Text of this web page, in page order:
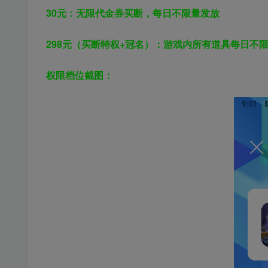
30元：无限代金券买断，每日不限量发放
298元 （买断特权+冠名） ：游戏内所有道具每日不
权限档位截图：